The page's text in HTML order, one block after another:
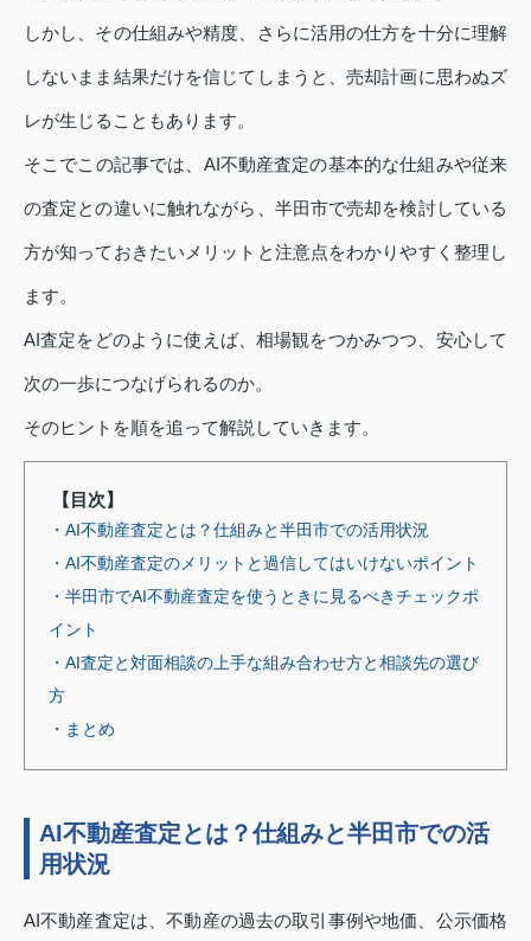
しかし、その仕組みや精度、さらに活用の仕方を十分に理解
しないまま結果だけを信じてしまうと、売却計画に思わぬズ
レが生じることもあります。
そこでこの記事では、AI不動産査定の基本的な仕組みや従来
の査定との違いに触れながら、半田市で売却を検討している
方が知っておきたいメリットと注意点をわかりやすく整理し
ます。
AI査定をどのように使えば、相場観をつかみつつ、安心して
次の一歩につなげられるのか。
そのヒントを順を追って解説していきます。
【目次】
・AI不動産査定とは？仕組みと半田市での活用状況
・AI不動産査定のメリットと過信してはいけないポイント
・半田市でAI不動産査定を使うときに見るべきチェックポ
イント
・AI査定と対面相談の上手な組み合わせ方と相談先の選び
方
・まとめ
AI不動産査定とは？仕組みと半田市での活
用状況
AI不動産査定は、不動産の過去の取引事例や地価、公示価格